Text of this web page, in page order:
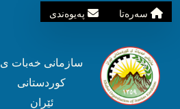
سه‌ره‌تا په‌یوه‌ندی
سازمانی خه‌بات ی
کوردستانی
ئێران